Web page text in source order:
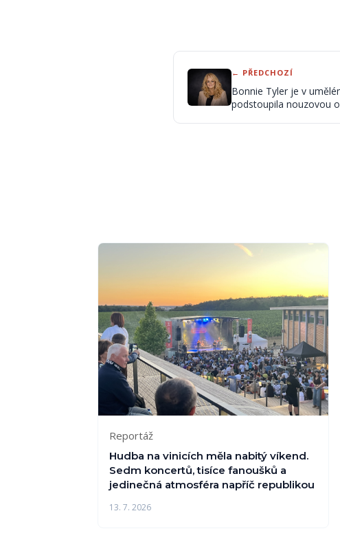
← PŘEDCHOZÍ
Bonnie Tyler je v
podstoupila nouzovou
Reportáž
Hudba na vinicích měla nabitý víkend.
Sedm koncertů, tisíce fanoušků a
jedinečná atmosféra napříč republikou
13. 7. 2026